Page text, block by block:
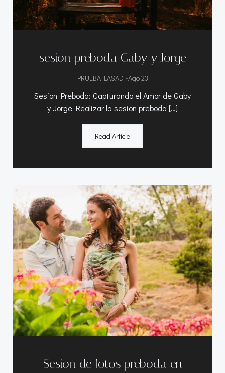
sesion preboda Gaby y Jorge
PRUEBA LASAD -Ago 23
Sesion Preboda: Capturando el Amor de Gaby
y Jorge Realizar la sesion preboda […]
Read Article
Sesion de fotos preboda en